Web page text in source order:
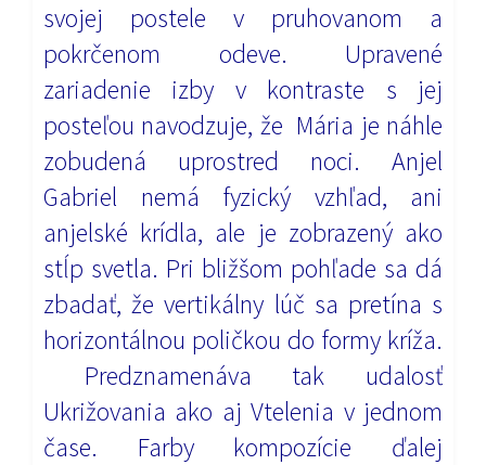
svojej postele v pruhovanom a
pokrčenom odeve. Upravené
zariadenie izby v kontraste s jej
posteľou navodzuje, že Mária je náhle
zobudená uprostred noci. Anjel
Gabriel nemá fyzický vzhľad, ani
anjelské krídla, ale je zobrazený ako
stĺp svetla. Pri bližšom pohľade sa dá
zbadať, že vertikálny lúč sa pretína s
horizontálnou poličkou do formy kríža.
Predznamenáva tak udalosť
Ukrižovania ako aj Vtelenia v jednom
čase. Farby kompozície ďalej